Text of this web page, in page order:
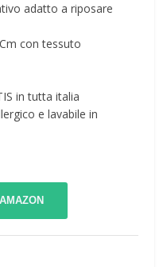
adatto a riposare
con tessuto
in tutta italia
e lavabile in